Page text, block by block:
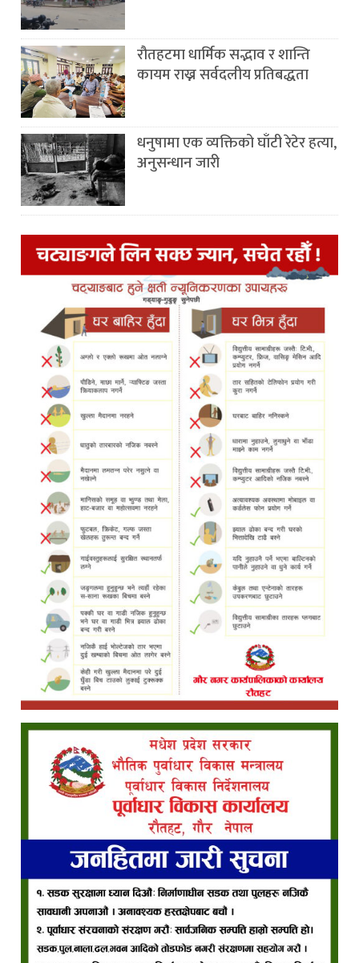
रौतहटमा धार्मिक सद्भाव र शान्ति
कायम राख्न सर्वदलीय प्रतिबद्धता
धनुषामा एक व्यक्तिको घाँटी रेटेर हत्या,
अनुसन्धान जारी